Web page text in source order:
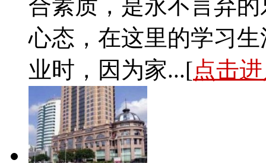
合素质，是永不言弃
心态，在这里的学习
业时，因为家...[点击